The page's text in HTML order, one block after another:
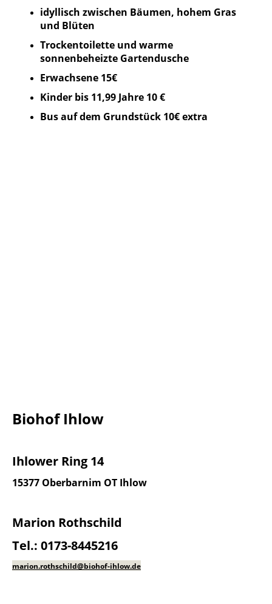
idyllisch zwischen Bäumen, hohem Gras
und Blüten
Trockentoilette und warme
sonnenbeheizte Gartendusche
Erwachsene 15€
Kinder bis 11,99 Jahre 10 €
Bus auf dem Grundstück 10€ extra
Biohof Ihlow
Ihlower Ring 14
15377 Oberbarnim OT Ihlow
Marion Rothschild
Tel.: 0173-8445216
marion.rothschild@biohof-ihlow.de